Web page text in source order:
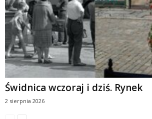
Świdnica wczoraj i dziś. Rynek
2 sierpnia 2026